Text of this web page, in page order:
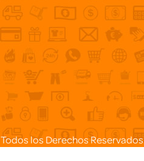
Todos los Derechos Reservados